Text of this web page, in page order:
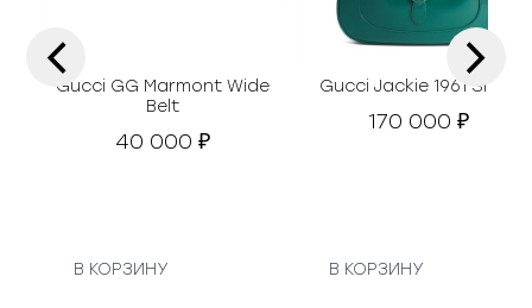
Gucci GG Marmont Wide
Belt
40 000₽
В КОРЗИНУ
Gucci Jackie 1961 Small
170 000 ₽
В КОРЗИНУ
‹ ›